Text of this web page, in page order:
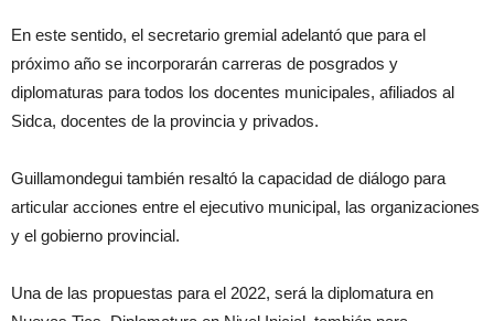
En este sentido, el secretario gremial adelantó que para el
próximo año se incorporarán carreras de posgrados y
diplomaturas para todos los docentes municipales, afiliados al
Sidca, docentes de la provincia y privados.
Guillamondegui también resaltó la capacidad de diálogo para
articular acciones entre el ejecutivo municipal, las organizaciones
y el gobierno provincial.
Una de las propuestas para el 2022, será la diplomatura en